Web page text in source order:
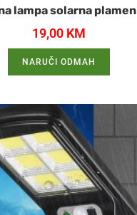
lampa solarna plamen
19,00 KM
NARUČI ODMAH